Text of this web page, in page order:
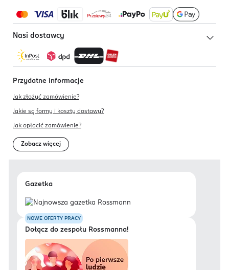
Nasi dostawcy
Przydatne informacje
Jak złożyć zamówienie?
Jakie są formy i koszty dostawy?
Jak opłacić zamówienie?
Zobacz więcej
Gazetka
NOWE OFERTY PRACY
Dołącz do zespołu Rossmanna!